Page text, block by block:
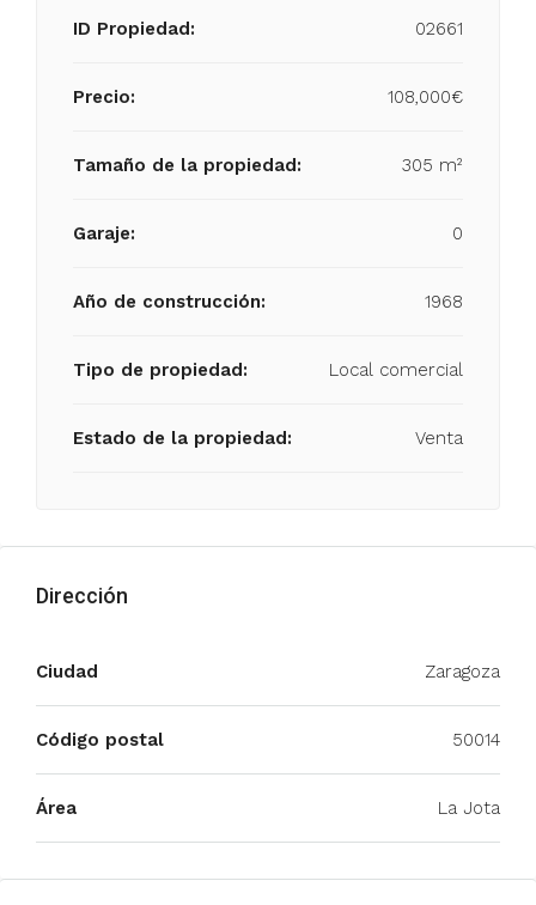
ID Propiedad: 02661
Precio: 108,000€
Tamaño de la propiedad: 305 m²
Garaje: 0
Año de construcción: 1968
Tipo de propiedad: Local comercial
Estado de la propiedad: Venta
Dirección
Ciudad Zaragoza
Código postal 50014
Área La Jota